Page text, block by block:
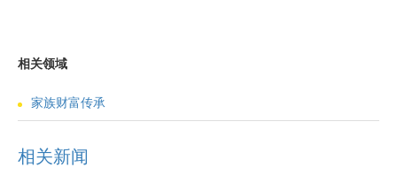
相关领域
家族财富传承
相关新闻